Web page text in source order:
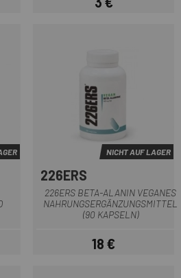
Preis
NICHT AUF LAGER
226ERS
226ERS BETA-ALANIN VEGANES
NAHRUNGSERGÄNZUNGSMITTEL
(90 KAPSELN)
Preis
18 €